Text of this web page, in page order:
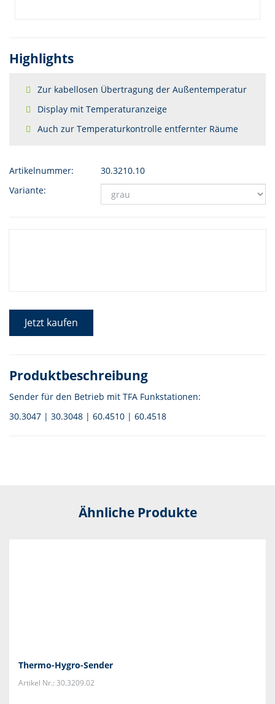
Highlights
Zur kabellosen Übertragung der Außentemperatur
Display mit Temperaturanzeige
Auch zur Temperaturkontrolle entfernter Räume
Artikelnummer:
30.3210.10
Variante:
Jetzt kaufen
Produktbeschreibung
Sender für den Betrieb mit TFA Funkstationen:
30.3047 | 30.3048 | 60.4510 | 60.4518
Ähnliche Produkte
Thermo-Hygro-Sender
Artikel Nr.: 30.3209.02